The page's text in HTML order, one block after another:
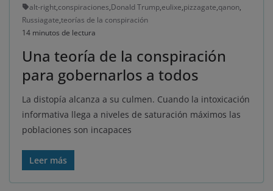
alt-right,conspiraciones,Donald Trump,eulixe,pizzagate,qanon,
Russiagate,teorías de la conspiración
14 minutos de lectura
Una teoría de la conspiración
para gobernarlos a todos
La distopía alcanza a su culmen. Cuando la intoxicación
informativa llega a niveles de saturación máximos las
poblaciones son incapaces
Leer más